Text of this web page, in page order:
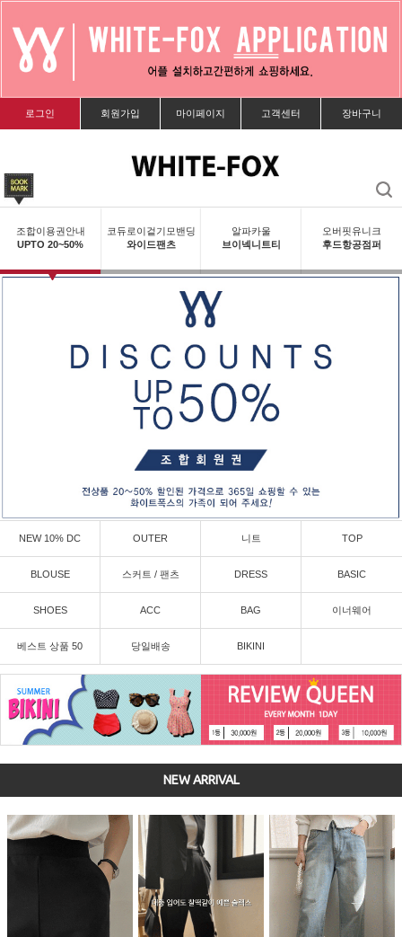
로그인 회원가입 마이페이지 고객센터 장바구니
조합이용권안내
UPTO 20~50%
코듀로이겉기모밴딩
와이드팬츠
알파카울
브이넥니트티
오버핏유니크
후드항공점퍼
NEW 10% DC OUTER 니트 TOP
BLOUSE 스커트 / 팬츠 DRESS BASIC
SHOES ACC BAG 이너웨어
베스트 상품 50 당일배송 BIKINI
NEW ARRIVAL